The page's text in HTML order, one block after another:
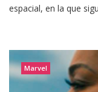
espacial, en la que
Marvel